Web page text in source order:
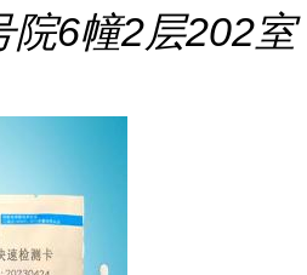
院6幢2层202室